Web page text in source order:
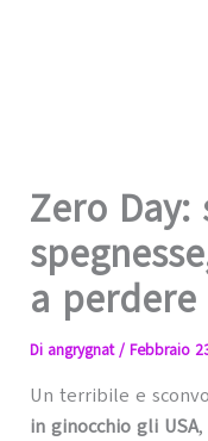
Zero
a
Di angrygnat/ Febbraio
Un terribile e
in ginocchio gli USA,